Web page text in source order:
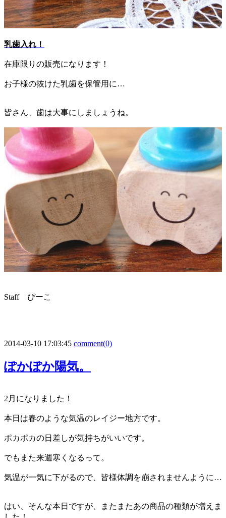
乳歯入れ！
在庫限りの販売になります！
お子様の抜けた乳歯を保管用に…
皆さん、歯は大事にしましょうね。
Staff ぴーこ
2014-03-10 17:03:45 comment(0)
ぽかぽか陽気。
2月になりました！
本日は春のような気温のレイジー地方です。
ポカポカの日差しが気持ちがいいです。
でもまた来週寒くなるって。
気温が一気に下がるので、皆様体調を崩されませんように…
はい、そんな本日ですが、またまたあの商品の種類が増えま